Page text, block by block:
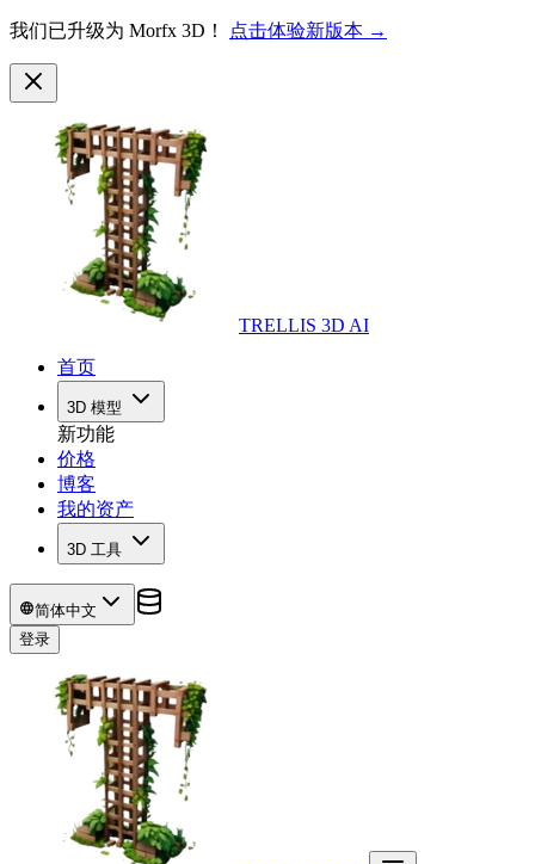
我们已升级为 Morfx 3D！ 点击体验新版本 →
TRELLIS 3D AI
首页
3D 模型
新功能
价格
博客
我的资产
3D 工具
简体中文
登录